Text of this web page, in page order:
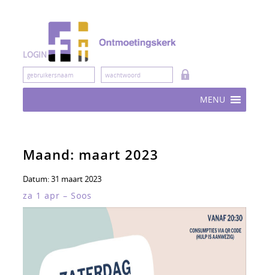
LOGIN
MENU
Maand: maart 2023
Datum:31 maart 2023
za 1 apr – Soos